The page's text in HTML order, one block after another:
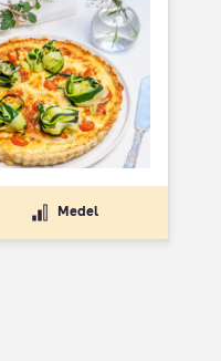
Medel